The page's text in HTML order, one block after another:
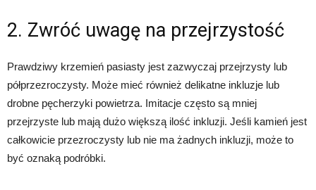
2. Zwróć uwagę na przejrzystość
Prawdziwy krzemień pasiasty jest zazwyczaj przejrzysty lub
półprzezroczysty. Może mieć również delikatne inkluzje lub
drobne pęcherzyki powietrza. Imitacje często są mniej
przejrzyste lub mają dużo większą ilość inkluzji. Jeśli kamień jest
całkowicie przezroczysty lub nie ma żadnych inkluzji, może to
być oznaką podróbki.